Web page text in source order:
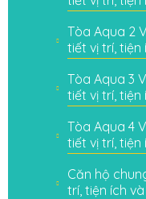
Tòa Aqua 2
tiết vị trí, tiện
Tòa Aqua 3
tiết vị trí, tiện
Tòa Aqua 4
tiết vị trí, tiện
Căn hộ
trí, tiện ích